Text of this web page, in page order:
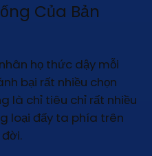
Của Bản
họ thức dậy mỗi
bại rất nhiều chọn
là chỉ tiêu chỉ rất nhiều
loại đấy ta phía trên